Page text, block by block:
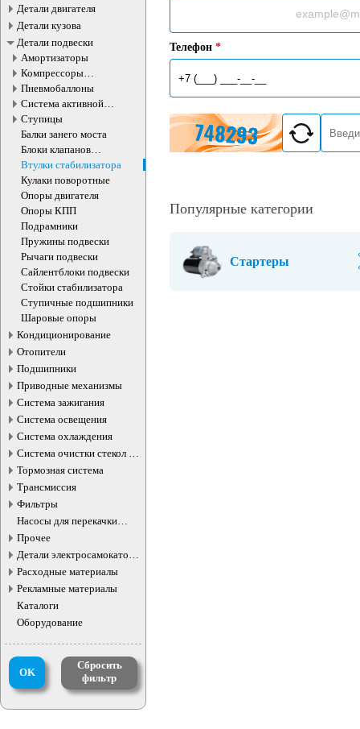
Детали двигателя
Детали кузова
Детали подвески
Амортизаторы
Компрессоры
пневмоподвески
Пневмобаллоны
Система активной
стабилизации
Ступицы
Балки занего моста
Блоки клапанов
пневмоподвески
Втулки стабилизатора
Кулаки поворотные
Опоры двигателя
Опоры КПП
Подрамники
Пружины подвески
Рычаги подвески
Сайлентблоки подвески
Стойки стабилизатора
Ступичные подшипники
Шаровые опоры
Кондиционирование
Отопители
Подшипники
Приводные механизмы
Система зажигания
Система освещения
Система охлаждения
Система очистки стекол и
фар
Тормозная система
Трансмиссия
Фильтры
Насосы для перекачки
жидкостей
Прочее
Детали электросамокатов и
электротранспорта
Расходные материалы
Рекламные материалы
Каталоги
Оборудование
OK
Сбросить
фильтр
Телефон *
Популярные категории
Стартеры